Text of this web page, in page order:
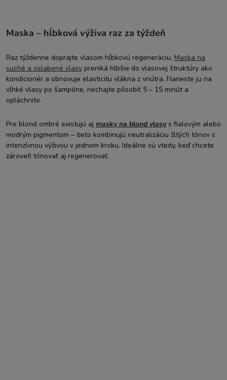
Maska – hĺbková výživa raz za týždeň
Raz týždenne doprajte vlasom hĺbkovú regeneráciu. Maska na
suché a oslabené vlasy preniká hlbšie do vlasovej štruktúry ako
kondicionér a obnovuje elasticitu vlákna z vnútra. Naneste ju na
vlhké vlasy po šampóne, nechajte pôsobiť 5 – 15 minút a
opláchnite.
Pre blond ombré existujú aj masky na blond vlasy s fialovým alebo
modrým pigmentom – tieto kombinujú neutralizáciu žltých tónov s
intenzívnou výživou v jednom kroku. Ideálne sú vtedy, keď chcete
zároveň tónovať aj regenerovať.